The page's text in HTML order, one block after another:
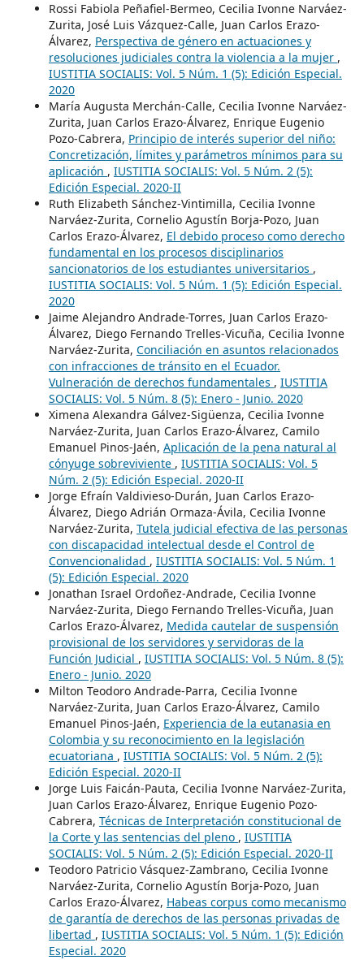
Rossi Fabiola Peñafiel-Bermeo, Cecilia Ivonne Narváez-
Zurita, José Luis Vázquez-Calle, Juan Carlos Erazo-
Álvarez, Perspectiva de género en actuaciones y
resoluciones judiciales contra la violencia a la mujer ,
IUSTITIA SOCIALIS: Vol. 5 Núm. 1 (5): Edición Especial.
2020
María Augusta Merchán-Calle, Cecilia Ivonne Narváez-
Zurita, Juan Carlos Erazo-Álvarez, Enrique Eugenio
Pozo-Cabrera, Principio de interés superior del niño:
Concretización, límites y parámetros mínimos para su
aplicación , IUSTITIA SOCIALIS: Vol. 5 Núm. 2 (5):
Edición Especial. 2020-II
Ruth Elizabeth Sánchez-Vintimilla, Cecilia Ivonne
Narváez-Zurita, Cornelio Agustín Borja-Pozo, Juan
Carlos Erazo-Álvarez, El debido proceso como derecho
fundamental en los procesos disciplinarios
sancionatorios de los estudiantes universitarios ,
IUSTITIA SOCIALIS: Vol. 5 Núm. 1 (5): Edición Especial.
2020
Jaime Alejandro Andrade-Torres, Juan Carlos Erazo-
Álvarez, Diego Fernando Trelles-Vicuña, Cecilia Ivonne
Narváez-Zurita, Conciliación en asuntos relacionados
con infracciones de tránsito en el Ecuador.
Vulneración de derechos fundamentales , IUSTITIA
SOCIALIS: Vol. 5 Núm. 8 (5): Enero - Junio. 2020
Ximena Alexandra Gálvez-Sigüenza, Cecilia Ivonne
Narváez-Zurita, Juan Carlos Erazo-Álvarez, Camilo
Emanuel Pinos-Jaén, Aplicación de la pena natural al
cónyuge sobreviviente , IUSTITIA SOCIALIS: Vol. 5
Núm. 2 (5): Edición Especial. 2020-II
Jorge Efraín Valdivieso-Durán, Juan Carlos Erazo-
Álvarez, Diego Adrián Ormaza-Ávila, Cecilia Ivonne
Narváez-Zurita, Tutela judicial efectiva de las personas
con discapacidad intelectual desde el Control de
Convencionalidad , IUSTITIA SOCIALIS: Vol. 5 Núm. 1
(5): Edición Especial. 2020
Jonathan Israel Ordoñez-Andrade, Cecilia Ivonne
Narváez-Zurita, Diego Fernando Trelles-Vicuña, Juan
Carlos Erazo-Álvarez, Medida cautelar de suspensión
provisional de los servidores y servidoras de la
Función Judicial , IUSTITIA SOCIALIS: Vol. 5 Núm. 8 (5):
Enero - Junio. 2020
Milton Teodoro Andrade-Parra, Cecilia Ivonne
Narváez-Zurita, Juan Carlos Erazo-Álvarez, Camilo
Emanuel Pinos-Jaén, Experiencia de la eutanasia en
Colombia y su reconocimiento en la legislación
ecuatoriana , IUSTITIA SOCIALIS: Vol. 5 Núm. 2 (5):
Edición Especial. 2020-II
Jorge Luis Faicán-Pauta, Cecilia Ivonne Narváez-Zurita,
Juan Carlos Erazo-Álvarez, Enrique Eugenio Pozo-
Cabrera, Técnicas de Interpretación constitucional de
la Corte y las sentencias del pleno , IUSTITIA
SOCIALIS: Vol. 5 Núm. 2 (5): Edición Especial. 2020-II
Teodoro Patricio Vásquez-Zambrano, Cecilia Ivonne
Narváez-Zurita, Cornelio Agustín Borja-Pozo, Juan
Carlos Erazo-Álvarez, Habeas corpus como mecanismo
de garantía de derechos de las personas privadas de
libertad , IUSTITIA SOCIALIS: Vol. 5 Núm. 1 (5): Edición
Especial. 2020